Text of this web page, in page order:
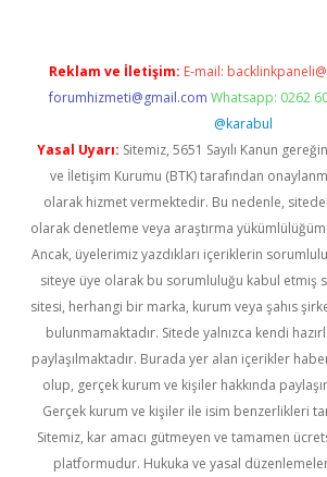
Reklam ve İletişim: E-mail:
forumhizmeti@gmail.com Whatsapp: 0262
@karabul
Yasal Uyarı: Sitemiz, 5651 Sayılı Kanun
ve İletişim Kurumu (BTK) tarafından
olarak hizmet vermektedir. Bu nedenle,
olarak denetleme veya araştırma
Ancak, üyelerimiz yazdıkları içeriklerin
siteye üye olarak bu sorumluluğu kabul etmiş
sitesi, herhangi bir marka, kurum veya şahıs
bulunmamaktadır. Sitede yalnızca kendi
paylaşılmaktadır. Burada yer alan içerikler
olup, gerçek kurum ve kişiler hakkında
Gerçek kurum ve kişiler ile isim benzerlikleri
Sitemiz, kar amacı gütmeyen ve tamamen
platformudur. Hukuka ve yasal